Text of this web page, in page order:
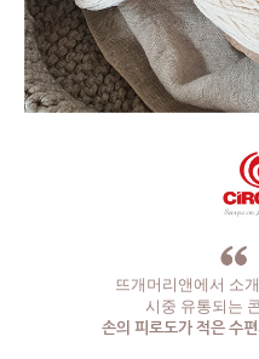
뜨개머리앤에서 소
시중 유통되는
손의 피로도가 적은 수